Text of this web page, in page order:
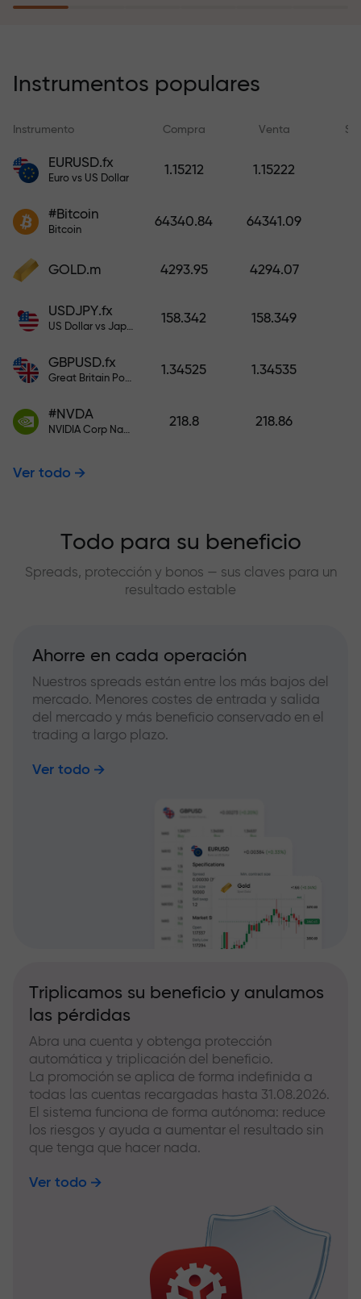
recargar su cuenta.
compensa sus pérdidas y
garantiza triplicar el beneficio
tranquilidad: su capital está
bono mil veces mayor que su
depósito, mayor será el
Instrumentos populares
Instrumento Compra Venta
EURUSD.fx
Euro vs US Dollar
1.15212 1.15222
#Bitcoin
Bitcoin
64340.84 64341.09
GOLD.m 4293.95 4294.07
USDJPY.fx
US Dollar vs Japanese Yen
158.342 158.349
GBPUSD.fx
Great Britain Pound vs US Dollar
1.34525 1.34535
#NVDA
NVIDIA Corp Nasdaq Stock Exchange (Nasdaq) USD
218.8 218.86
Ver todo
Todo para su beneficio
Spreads, protección y bonos — sus claves para un
resultado estable
Ahorre en cada operación
Nuestros spreads están entre los más bajos del
mercado. Menores costes de entrada y salida
del mercado y más beneficio conservado en el
trading a largo plazo.
Ver todo
Triplicamos su beneficio y anulamos
las pérdidas
Abra una cuenta y obtenga protección
automática y triplicación del beneficio.
La promoción se aplica de forma indefinida a
todas las cuentas recargadas hasta 31.08.2026.
El sistema funciona de forma autónoma: reduce
los riesgos y ayuda a aumentar el resultado sin
que tenga que hacer nada.
Ver todo